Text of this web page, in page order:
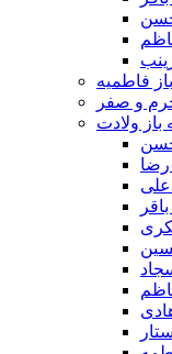
حسن
فاطمیه
و صفر
باز ولادت
حسن
رضا
علی